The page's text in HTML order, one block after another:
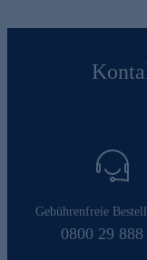
Gebührenfreie
0800 29 888